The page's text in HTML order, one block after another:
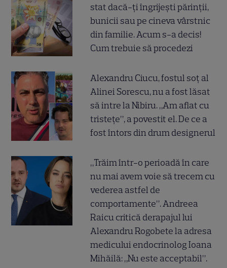
stat dacă-ți îngrijești părinții,
bunicii sau pe cineva vârstnic
din familie. Acum s-a decis!
Cum trebuie să procedezi
Alexandru Ciucu, fostul soț al
Alinei Sorescu, nu a fost lăsat
să intre la Nibiru. „Am aflat cu
tristețe”, a povestit el. De ce a
fost întors din drum designerul
„Trăim într-o perioadă în care
nu mai avem voie să trecem cu
vederea astfel de
comportamente”. Andreea
Raicu critică derapajul lui
Alexandru Rogobete la adresa
medicului endocrinolog Ioana
Mihăilă: „Nu este acceptabil”.